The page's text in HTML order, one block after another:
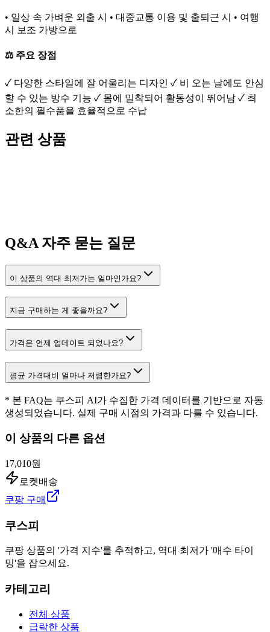
• 일상 속 가벼운 외출 시 • 대중교통 이용 및 출퇴근 시 • 여행
시 보조 가방으로
⚖️ 주요 장점
✓ 다양한 스타일에 잘 어울리는 디자인 ✓ 비 오는 날에도 안심
할 수 있는 방수 기능 ✓ 몸에 밀착되어 활동성이 뛰어남 ✓ 최
소한의 필수품을 효율적으로 수납
관련 상품
Q&A 자주 묻는 질문
이 상품의 역대 최저가는 얼마인가요?
지금 구매하는 게 좋을까요?
가격은 언제 업데이트 되었나요?
평균 가격대비 얼마나 저렴한가요?
* 본 FAQ는 쿠스피 AI가 수집한 가격 데이터를 기반으로 자동
생성되었습니다. 실제 구매 시점의 가격과 다를 수 있습니다.
이 상품의 다른 옵션
17,010원
로켓배송
쿠팡 구매
쿠스피
쿠팡 상품의 '가격 지수'를 추적하고, 역대 최저가 '매수 타이
밍'을 잡으세요.
카테고리
전체 상품
급락한 상품